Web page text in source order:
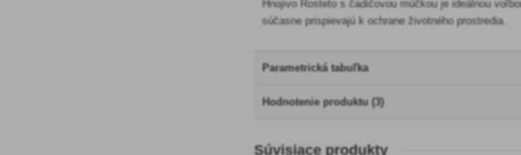
Hnojivo Rosteto s čadičovou múčkou je ideálnou
súčasne prispievajú k ochrane životného prostredia.
Parametrická tabuľka
Hodnotenie produktu (3)
Súvisiace produkty